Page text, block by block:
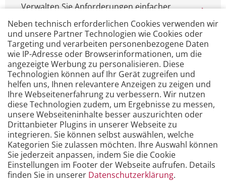
Verwalten Sie Anforderungen einfacher,
strukturierter und effizienter: Mit
reqSuite ®rm von OSSENO Software
erhalten Sie ein führendes Tool für Ihr
Anforderungsmanagement - intuitiv,
leistungsstark und mit intelligenter
Assistenz.
Neben technisch erforderlichen Cookies verwenden wir
und unsere Partner Technologien wie Cookies oder
Targeting und verarbeiten personenbezogene Daten
wie IP-Adresse oder Browserinformationen, um die
angezeigte Werbung zu personalisieren. Diese
Technologien können auf Ihr Gerät zugreifen und
helfen uns, Ihnen relevantere Anzeigen zu zeigen und
Ihre Webseitenerfahrung zu verbessern. Wir nutzen
diese Technologien zudem, um Ergebnisse zu messen,
unsere Webseiteninhalte besser auszurichten oder
Drittanbieter Plugins in unserer Webseite zu
integrieren. Sie können selbst auswählen, welche
Kategorien Sie zulassen möchten. Ihre Auswahl können
Sie jederzeit anpassen, indem Sie die Cookie
Einstellungen im Footer der Webseite aufrufen. Details
finden Sie in unserer Datenschutzerklärung.